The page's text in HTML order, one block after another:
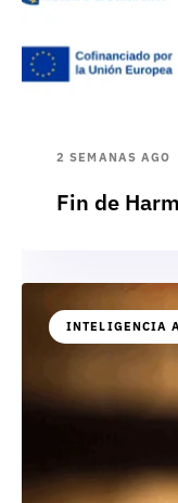
2 SEMANAS AGO
Fin de
INTELIGENCIA